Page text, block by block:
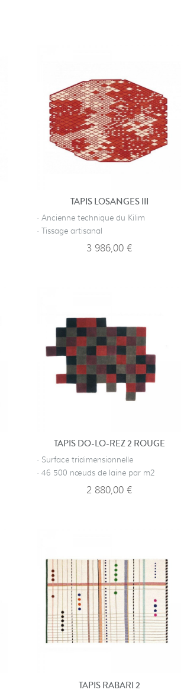
TAPIS LOSANGES III
· Ancienne technique du Kilim
· Tissage artisanal
3 986,00 €
TAPIS DO-LO-REZ 2 ROUGE
· Surface tridimensionnelle
· 46 500 nœuds de laine par m2
2 880,00 €
TAPIS RABARI 2